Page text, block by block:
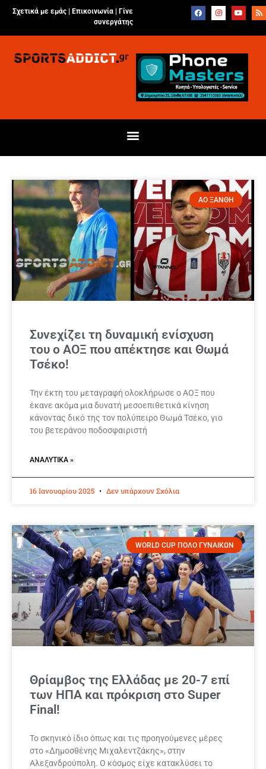
Σχετικά με εμάς | Επικοινωνία
Γίνε
συνεργάτης
ΑΟ ΞΑΝΘΗ
Συνεχίζει τη δυναμική ενίσχυση
του ο ΑΟΞ που απέκτησε και Θωμά
Τσέκο!
Την έκτη του μεταγραφή ολοκλήρωσε ο ΑΟΞ που
έκανε ακόμα μια δυνατή μεσοεπιθετικά κίνηση
κάνοντας δικό της τον πολύπειρο Θωμά Τσέκο, γιο
του βετεράνου ποδοσφαιριστή
ΑΝΑΛΥΤΙΚΆ »
16 Ιανουαρίου 2025 Δεν υπάρχουν Σχόλια
WORLD CUP ΠΟΛΟ ΓΥΝΑΙΚΩΝ
Θρίαμβος της Ελλάδας με 20-7 επί
των ΗΠΑ και πρόκριση στο Super
Final!
Το σκηνικό ίδιο όπως και τις προηγούμενες μέρες
στο «Δημοσθένης Μιχαλεντζάκης», στην
Αλεξανδρούπολη. Ο κόσμος είχε κατακλύσει το